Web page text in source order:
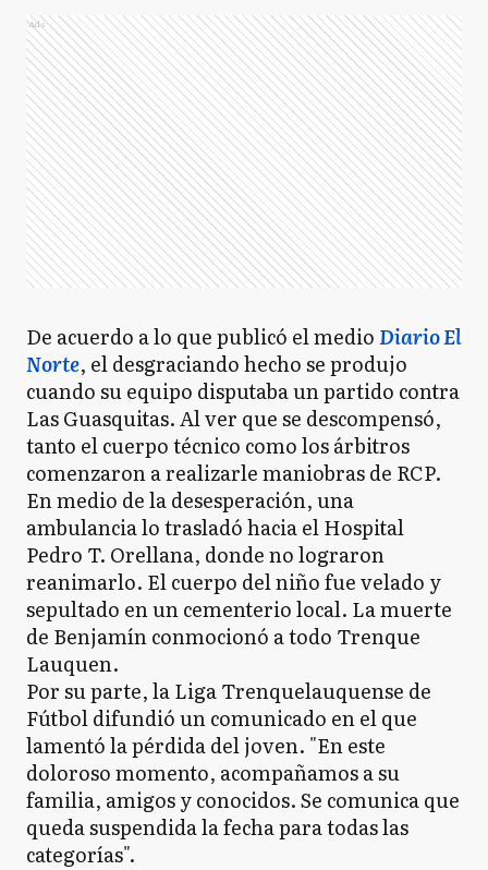
Ads
De acuerdo a lo que publicó el medioDiario El
Norte, el desgraciando hecho se produjo
cuando su equipo disputaba un partido contra
Las Guasquitas. Al ver que se descompensó,
tanto el cuerpo técnico como los árbitros
comenzaron a realizarle maniobras de RCP.
En medio de la desesperación, una
ambulancia lo trasladó hacia el Hospital
Pedro T. Orellana, donde no lograron
reanimarlo. El cuerpo del niño fue velado y
sepultado en un cementerio local. La muerte
de Benjamín conmocionó a todo Trenque
Lauquen.
Por su parte, la Liga Trenquelauquense de
Fútbol difundió un comunicado en el que
lamentó la pérdida del joven. "En este
doloroso momento, acompañamos a su
familia, amigos y conocidos. Se comunica que
queda suspendida la fecha para todas las
categorías".